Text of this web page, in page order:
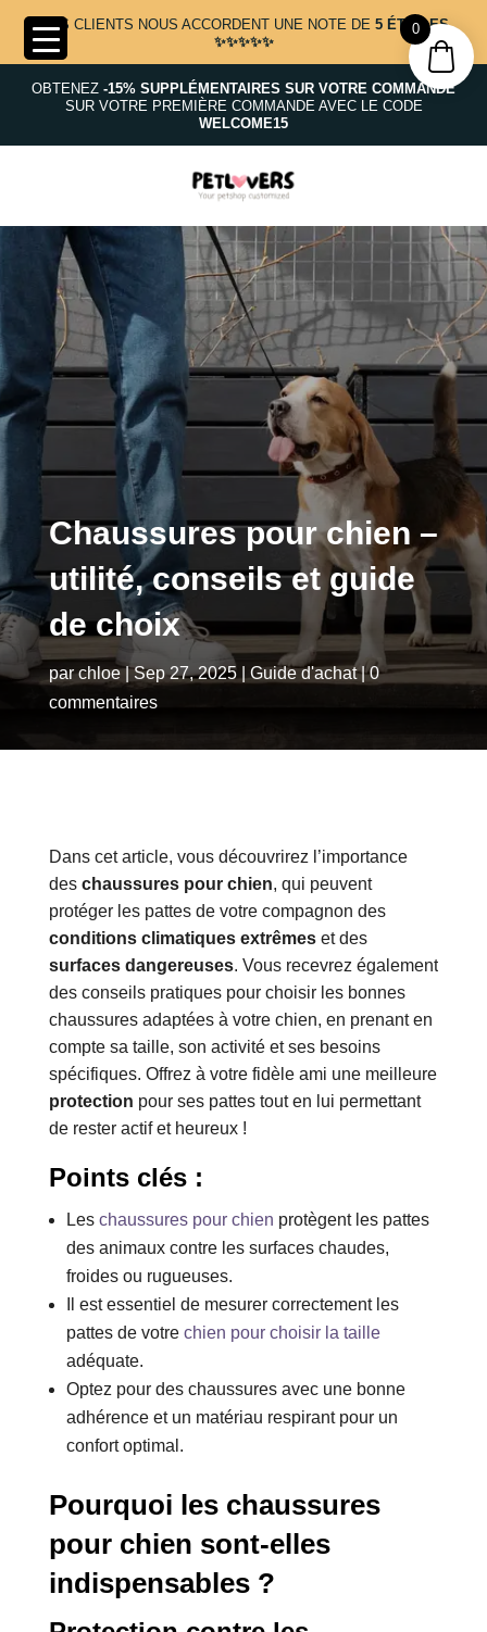
NOS CLIENTS NOUS ACCORDENT UNE NOTE DE5 ÉTOILES
✨✨✨✨✨
OBTENEZ -15% SUPPLÉMENTAIRES SUR VOTRE COMMANDE
SUR VOTRE PREMIÈRE COMMANDE AVEC LE CODE
WELCOME15
Chaussures pour chien –
utilité, conseils et guide
de choix
parchloe|Sep 27, 2025| Guide d'achat|0
commentaires
Dans cet article, vous découvrirez l’importance
des chaussures pour chien, qui peuvent
protéger les pattes de votre compagnon des
conditions climatiques extrêmeset des
surfaces dangereuses. Vous recevrez également
des conseils pratiques pour choisir les bonnes
chaussures adaptées à votre chien, en prenant en
compte sa taille, son activité et ses besoins
spécifiques. Offrez à votre fidèle ami une meilleure
protection pour ses pattes tout en lui permettant
de rester actif et heureux !
Points clés :
Les chaussures pour chien protègent les pattes
des animaux contre les surfaces chaudes,
froides ou rugueuses.
Il est essentiel de mesurer correctement les
pattes de votre chien pour choisir la taille
adéquate.
Optez pour des chaussures avec une bonne
adhérence et un matériau respirant pour un
confort optimal.
Pourquoi les chaussures
pour chien sont-elles
indispensables ?
0